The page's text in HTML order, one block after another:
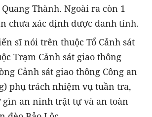
Thành. Ngoài ra còn 1
chưa xác định được danh tính.
sĩ nói trên thuộc Tổ Cảnh sát
Trạm Cảnh sát giao thông
Cảnh sát giao thông Công an
phụ trách nhiệm vụ tuần tra,
gìn an ninh trật tự và an toàn